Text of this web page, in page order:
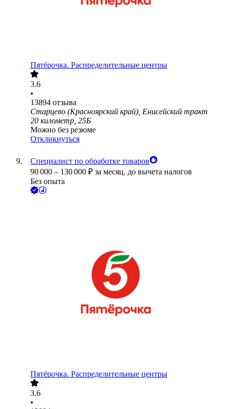
Пятёрочка. Распределительные центры
3.6
•
13894 отзыва
Старцево (Красноярский край), Енисейский тракт
20 километр, 25Б
Можно без резюме
Откликнуться
Специалист по обработке товаров
90 000 – 130 000 ₽ за месяц, до вычета налогов
Без опыта
Пятёрочка. Распределительные центры
3.6
•